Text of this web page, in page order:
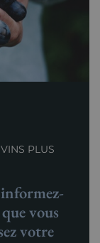
PLUS
vous
votre